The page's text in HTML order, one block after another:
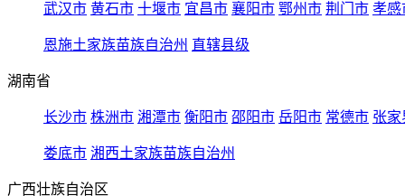
武汉市 黄石市 十堰市 宜昌市 襄阳市 鄂州市 荆门市 孝感
恩施土家族苗族自治州 直辖县级
湖南省
长沙市 株洲市 湘潭市 衡阳市 邵阳市 岳阳市 常德市 张家
娄底市 湘西土家族苗族自治州
广西壮族自治区